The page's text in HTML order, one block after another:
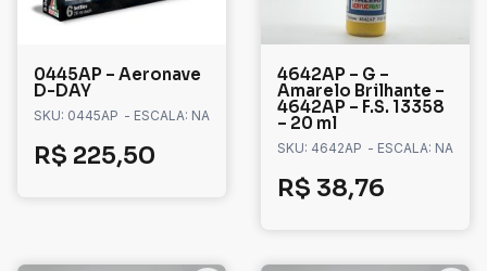
0445AP – Aeronave
D-DAY
SKU: 0445AP - ESCALA: NA
R$ 225,50
4642AP – G –
Amarelo Brilhante –
4642AP – F.S. 13358
– 20 ml
SKU: 4642AP - ESCALA: NA
R$ 38,76